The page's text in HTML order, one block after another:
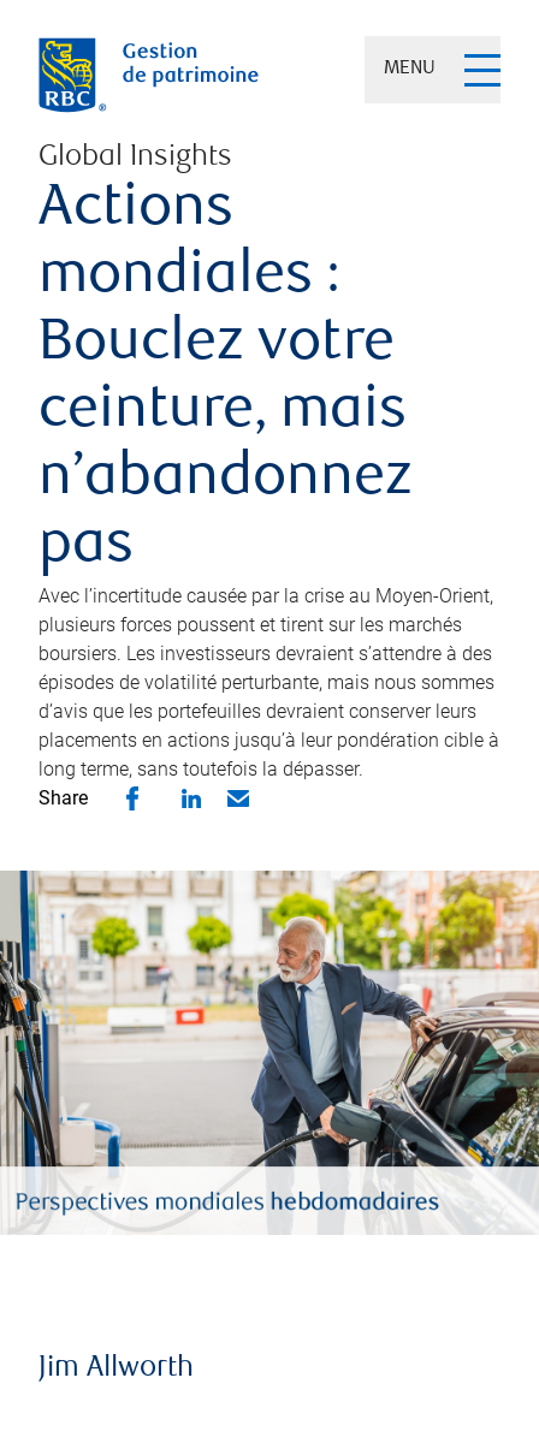
MENU
Global Insights
Actions
mondiales :
Bouclez votre
ceinture, mais
n’abandonnez
pas
Avec l’incertitude causée par la crise au Moyen-Orient,
plusieurs forces poussent et tirent sur les marchés
boursiers. Les investisseurs devraient s’attendre à des
épisodes de volatilité perturbante, mais nous sommes
d’avis que les portefeuilles devraient conserver leurs
placements en actions jusqu’à leur pondération cible à
long terme, sans toutefois la dépasser.
Share
Jim Allworth